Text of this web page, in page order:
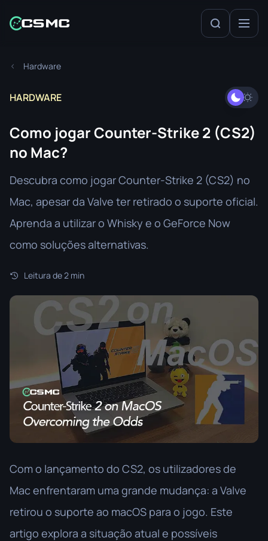
Hardware
HARDWARE
Como jogar Counter-Strike 2 (CS2)
no Mac?
Descubra como jogar Counter-Strike 2 (CS2) no
Mac, apesar da Valve ter retirado o suporte oficial.
Aprenda a utilizar o Whisky e o GeForce Now
como soluções alternativas.
Leitura de 2 min
Com o lançamento do CS2, os utilizadores de
Mac enfrentaram uma grande mudança: a Valve
retirou o suporte ao macOS para o jogo. Este
artigo explora a situação atual e possíveis